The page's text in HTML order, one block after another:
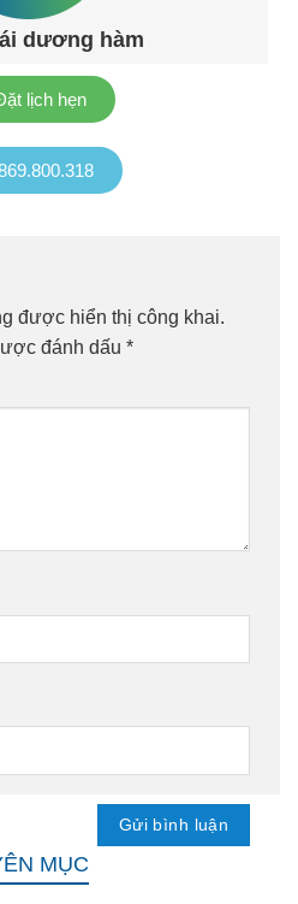
dương hàm
lịch hẹn
được hiển thị công khai.
đánh dấu *
MỤC